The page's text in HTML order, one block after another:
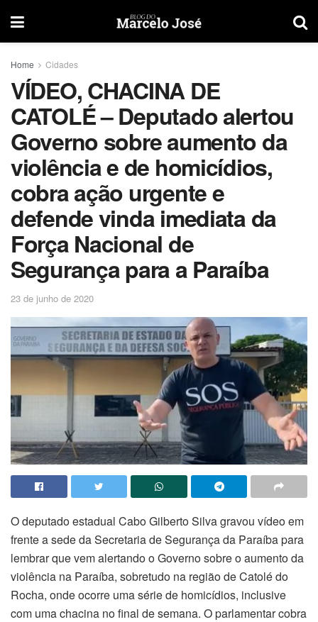
Home Cidades
VÍDEO, CHACINA DE
CATOLÉ – Deputado alertou
Governo sobre aumento da
violência e de homicídios,
cobra ação urgente e
defende vinda imediata da
Força Nacional de
Segurança para a Paraíba
23 de junho de 2020
O deputado estadual Cabo Gilberto Silva gravou vídeo em
frente a sede da Secretaria de Segurança da Paraíba para
lembrar que vem alertando o Governo sobre o aumento da
violência na Paraíba, sobretudo na região de Catolé do
Rocha, onde ocorre uma série de homicídios, inclusive
com uma chacina no final de semana. O parlamentar cobra